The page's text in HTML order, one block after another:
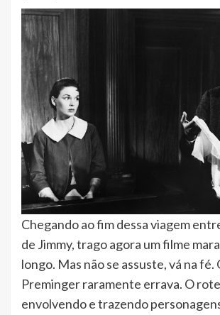
Chegando ao fim dessa viagem
de Jimmy, trago agora um filme
longo. Mas não se assuste, vá na
Preminger raramente errava. O
envolvendo e trazendo